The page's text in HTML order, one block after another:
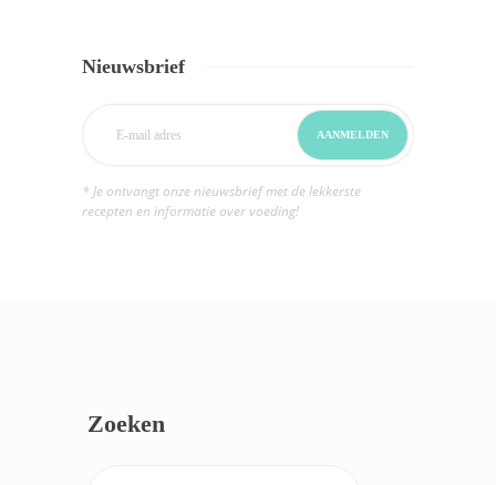
Nieuwsbrief
* Je ontvangt onze nieuwsbrief met de lekkerste
recepten en informatie over voeding!
Zoeken